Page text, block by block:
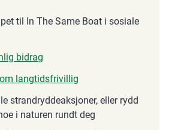
til In The Same Boat i sosiale
bidrag
langtidsfrivillig
strandryddeaksjoner, eller rydd
i naturen rundt deg